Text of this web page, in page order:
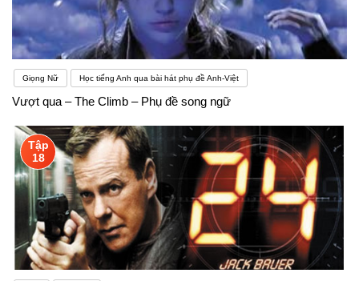
Giọng Nữ Học tiếng Anh qua bài hát phụ đề Anh-Việt
Vượt qua – The Climb – Phụ đề song ngữ
Tập
18